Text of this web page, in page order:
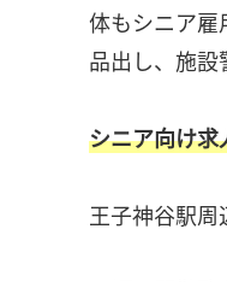
体もシニア雇
品出し、施設
シニア向け求
王子神谷駅周